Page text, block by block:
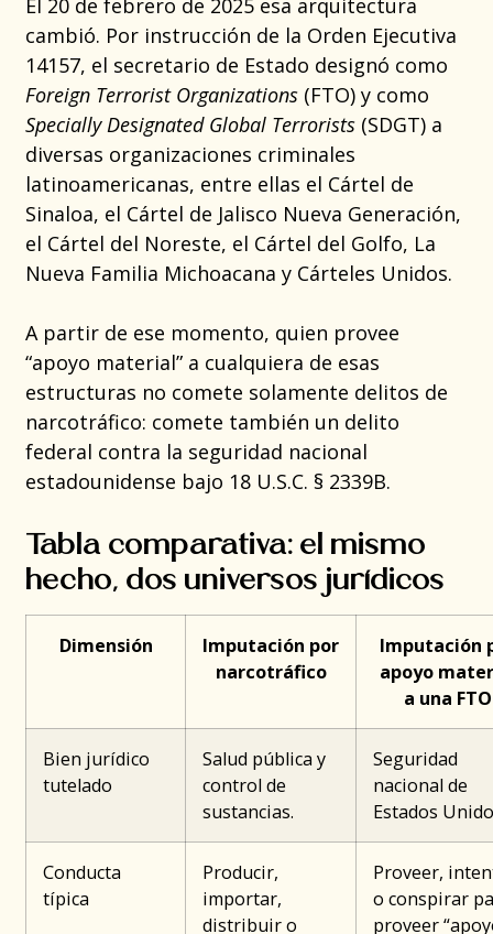
El 20 de febrero de 2025 esa arquitectura
cambió. Por instrucción de la Orden Ejecutiva
14157, el secretario de Estado designó como
Foreign Terrorist Organizations (FTO) y como
Specially Designated Global Terrorists (SDGT) a
diversas organizaciones criminales
latinoamericanas, entre ellas el Cártel de
Sinaloa, el Cártel de Jalisco Nueva Generación,
el Cártel del Noreste, el Cártel del Golfo, La
Nueva Familia Michoacana y Cárteles Unidos.
A partir de ese momento, quien provee
“apoyo material” a cualquiera de esas
estructuras no comete solamente delitos de
narcotráfico: comete también un delito
federal contra la seguridad nacional
estadounidense bajo 18 U.S.C. § 2339B.
Tabla comparativa: el mismo
hecho, dos universos jurídicos
Dimensión
Imputación por
narcotráfico
Imputación
apoyo
a una FTO
Bien jurídico
tutelado
Salud pública y
control de
sustancias.
Seguridad
nacional de
Estados
Conducta
típica
Producir,
importar,
distribuir o
Proveer,
o conspirar
proveer